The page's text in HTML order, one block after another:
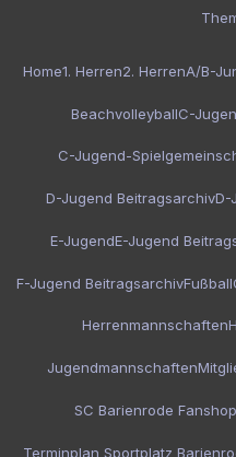
Home1. Herren2. HerrenA/B-
BeachvolleyballC-
C-Jugend-
D-Jugend BeitragsarchivD-
E-JugendE-Jugend
F-Jugend BeitragsarchivFußball
Herrenmannschaften
Jugendmannschaften
SC Barienrode Fanshop
Terminplan Sportplatz